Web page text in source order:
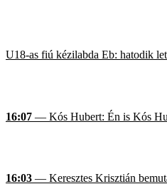
U18-as fiú kézilabda Eb: hatodik
16:07 — Kós Hubert: Én is Kós
16:03 — Keresztes Krisztián